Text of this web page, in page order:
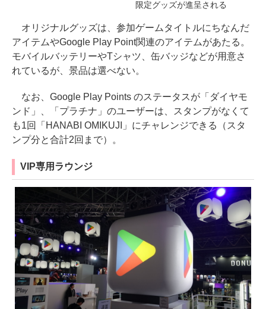
限定グッズが進呈される
オリジナルグッズは、参加ゲームタイトルにちなんだ
アイテムやGoogle Play Point関連のアイテムがあたる。
モバイルバッテリーやTシャツ、缶バッジなどが用意さ
れているが、景品は選べない。
なお、Google Play Points のステータスが「ダイヤモ
ンド」、「プラチナ」のユーザーは、スタンプがなくて
も1回「HANABI OMIKUJI」にチャレンジできる（スタ
ンプ分と合計2回まで）。
VIP専用ラウンジ